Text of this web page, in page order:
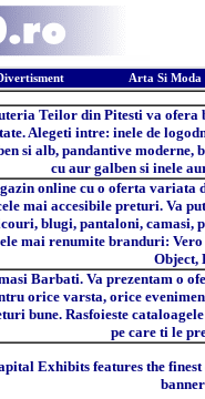
Arta Si Moda
Teilor din Pitesti va ofera
Alegeti intre: inele de
si alb, pandantive
cu aur galben si inele
online cu o oferta variata
mai accesibile preturi. Va
blugi, pantaloni, camasi,
mai renumite branduri:
Object,
Barbati. Va prezentam o
orice varsta, orice
bune. Rasfoieste
pe care ti le
Exhibits features the
banner